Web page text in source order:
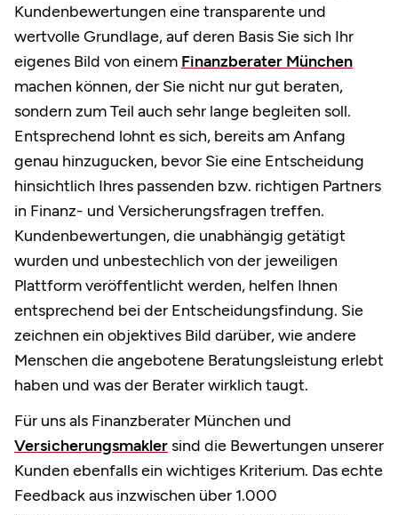
Kundenbewertungen eine transparente und
wertvolle Grundlage, auf deren Basis Sie sich Ihr
eigenes Bild von einem Finanzberater München
machen können, der Sie nicht nur gut beraten,
sondern zum Teil auch sehr lange begleiten soll.
Entsprechend lohnt es sich, bereits am Anfang
genau hinzugucken, bevor Sie eine Entscheidung
hinsichtlich Ihres passenden bzw. richtigen Partners
in Finanz- und Versicherungsfragen treffen.
Kundenbewertungen, die unabhängig getätigt
wurden und unbestechlich von der jeweiligen
Plattform veröffentlicht werden, helfen Ihnen
entsprechend bei der Entscheidungsfindung. Sie
zeichnen ein objektives Bild darüber, wie andere
Menschen die angebotene Beratungsleistung erlebt
haben und was der Berater wirklich taugt.
Für uns als Finanzberater München und
Versicherungsmakler sind die Bewertungen unserer
Kunden ebenfalls ein wichtiges Kriterium. Das echte
Feedback aus inzwischen über 1.000